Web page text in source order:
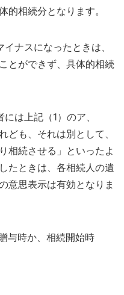
的相続分となります。
ナスになったときは、
とができず、具体的相続
は上記（1）のア、
ども、それは別として、
相続させる」といったよ
たときは、各相続人の遺
意思表示は有効となりま
与時か、相続開始時